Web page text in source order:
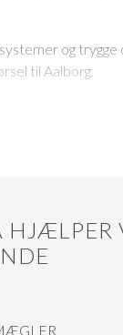
og trygge
til Aalborg.
bliver et
– holdt i lyse,